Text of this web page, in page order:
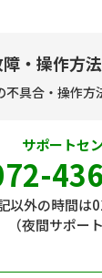
・操作方
不具合・操作方
サポートセ
以外の時間は
（夜間サポー